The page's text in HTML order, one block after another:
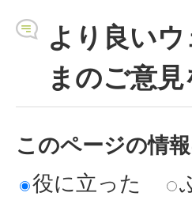
より良い
まのご意
このページの情
役に立った